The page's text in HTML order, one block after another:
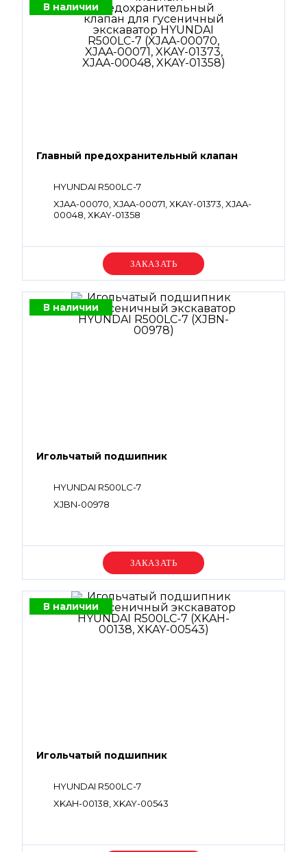
В наличии
Главный предохранительный клапан
HYUNDAI R500LC-7
XJAA-00070, XJAA-00071, XKAY-01373, XJAA-
00048, XKAY-01358
Уточняйте цену
В наличии
Игольчатый подшипник
HYUNDAI R500LC-7
XJBN-00978
Уточняйте цену
В наличии
Игольчатый подшипник
HYUNDAI R500LC-7
XKAH-00138, XKAY-00543